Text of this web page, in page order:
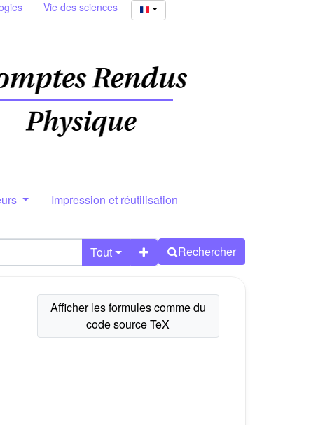
Vie des sciences
Impression et réutilisation
Tout Rechercher